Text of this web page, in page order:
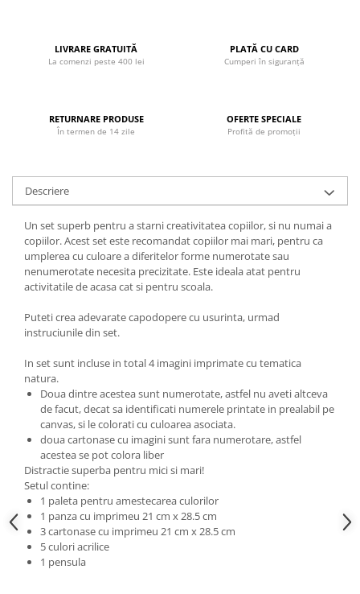
Marionette
Mentari
Paint Art
Play Doh
PolarB by Viga
Progarden
Prosperplast
Purple Cow
Raduka
Ravensburger
Schmidt
Sequin Art
Silverlit
Simba
Smoby
Spin Master
Stragoo Games
LIVRARE GRATUITĂ
La comenzi peste 400 lei
PLATĂ CU CARD
Cumperi în siguranță
RETURNARE PRODUSE
În termen de 14 zile
OFERTE SPECIALE
Profită de promoții
Descriere
Un set superb pentru a starni creativitatea copiilor, si nu numai a
copiilor. Acest set este recomandat copiilor mai mari, pentru ca
umplerea cu culoare a diferitelor forme numerotate sau
nenumerotate necesita precizitate. Este ideala atat pentru
activitatile de acasa cat si pentru scoala.
Puteti crea adevarate capodopere cu usurinta, urmad
instruciunile din set.
In set sunt incluse in total 4 imagini imprimate cu tematica
natura.
Doua dintre acestea sunt numerotate, astfel nu aveti altceva
de facut, decat sa identificati numerele printate in prealabil pe
canvas, si le colorati cu culoarea asociata.
doua cartonase cu imagini sunt fara numerotare, astfel
acestea se pot colora liber
Distractie superba pentru mici si mari!
Setul contine:
1 paleta pentru amestecarea culorilor
1 panza cu imprimeu 21 cm x 28.5 cm
3 cartonase cu imprimeu 21 cm x 28.5 cm
5 culori acrilice
1 pensula